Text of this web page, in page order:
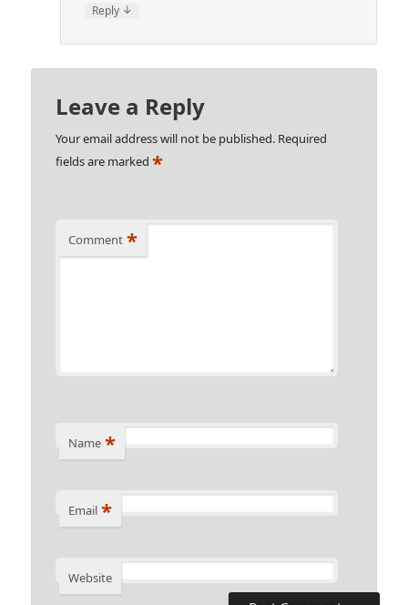
Reply ↓
Leave a Reply
Your email address will not be published. Required
fields are marked*
Comment *
Name *
Email *
Website